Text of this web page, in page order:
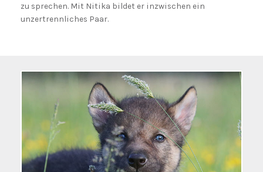
zu sprechen. Mit Nitika bildet er inzwischen ein
unzertrennliches Paar.